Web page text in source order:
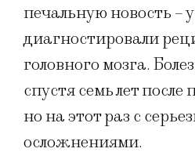
печальную новость –
диагностировали
головного мозга.
спустя семь лет
но на этот раз с
осложнениями.